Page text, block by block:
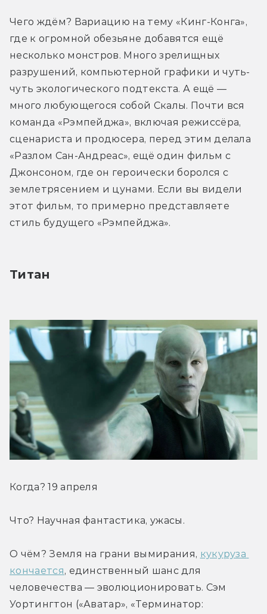
Чего ждём? Вариацию на тему «Кинг-Конга»,
где к огромной обезьяне добавятся ещё
несколько монстров. Много зрелищных
разрушений, компьютерной графики и чуть-
чуть экологического подтекста. А ещё —
много любующегося собой Скалы. Почти вся
команда «Рэмпейджа», включая режиссёра,
сценариста и продюсера, перед этим делала
«Разлом Сан-Андреас», ещё один фильм с
Джонсоном, где он героически боролся с
землетрясением и цунами. Если вы видели
этот фильм, то примерно представляете
стиль будущего «Рэмпейджа».
Титан
Когда? 19 апреля
Что? Научная фантастика, ужасы.
О чём? Земля на грани вымирания, кукуруза
кончается, единственный шанс для
человечества — эволюционировать. Сэм
Уортингтон («Аватар», «Терминатор: